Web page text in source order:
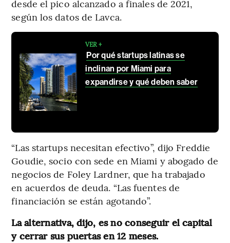
desde el pico alcanzado a finales de 2021,
según los datos de Lavca.
VER +
Por qué startups latinas se
inclinan por Miami para
expandirse y qué deben saber
“Las startups necesitan efectivo”, dijo Freddie
Goudie, socio con sede en Miami y abogado de
negocios de Foley Lardner, que ha trabajado
en acuerdos de deuda. “Las fuentes de
financiación se están agotando”.
La alternativa, dijo, es no conseguir el capital
y cerrar sus puertas en 12 meses.